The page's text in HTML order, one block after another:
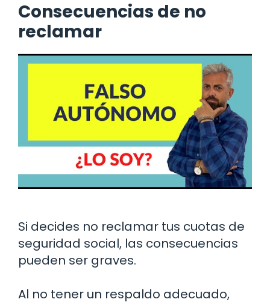
Consecuencias de no
reclamar
Si decides no reclamar tus cuotas de
seguridad social, las consecuencias
pueden ser graves.
Al no tener un respaldo adecuado,